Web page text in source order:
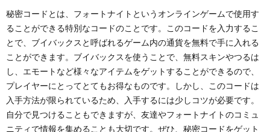
秘密コードとは、フォートナイトというオンラインゲームで使用す
ることができる特別なコードのことです。このコードを入力するこ
とで、ブイバックスと呼ばれるゲーム内の通貨を無料で手に入れる
ことができます。ブイバックスを使うことで、無料スキンやつるは
し、エモートなど様々なアイテムをゲットすることができるので、
プレイヤーにとってとてもお得なものです。しかし、このコードは
入手方法が限られているため、入手するには少しコツが必要です。
自分で見つけることもできますが、友達やフォートナイトのコミュ
ニティで情報を集めることも大切です。ぜひ、秘密コードをゲット